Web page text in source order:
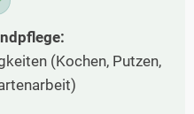
(Kochen, Putzen,